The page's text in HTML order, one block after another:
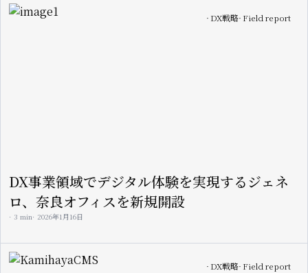
Image DX戦略 Field report
DX事業領域でデジタル体験を実現するジェネ
ロ、奈良オフィスを新規開設
3 min 2026年1月16日
Image DX戦略 Field report